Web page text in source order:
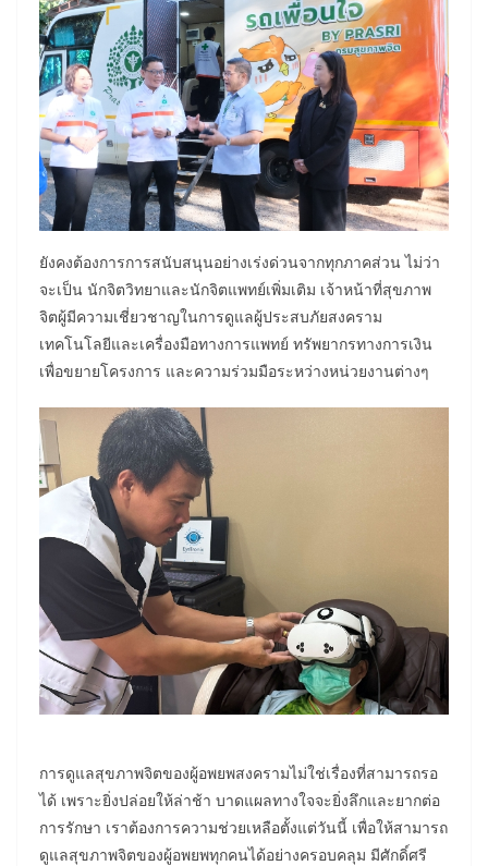
ยังคงต้องการการสนับสนุนอย่างเร่งด่วนจากทุกภาคส่วน ไม่ว่า
จะเป็น นักจิตวิทยาและนักจิตแพทย์เพิ่มเติม เจ้าหน้าที่สุขภาพ
จิตผู้มีความเชี่ยวชาญในการดูแลผู้ประสบภัยสงคราม
เทคโนโลยีและเครื่องมือทางการแพทย์ ทรัพยากรทางการเงิน
เพื่อขยายโครงการ และความร่วมมือระหว่างหน่วยงานต่างๆ
การดูแลสุขภาพจิตของผู้อพยพสงครามไม่ใช่เรื่องที่สามารถรอ
ได้ เพราะยิ่งปล่อยให้ล่าช้า บาดแผลทางใจจะยิ่งลึกและยากต่อ
การรักษา เราต้องการความช่วยเหลือตั้งแต่วันนี้ เพื่อให้สามารถ
ดูแลสุขภาพจิตของผู้อพยพทุกคนได้อย่างครอบคลุม มีศักดิ์ศรี